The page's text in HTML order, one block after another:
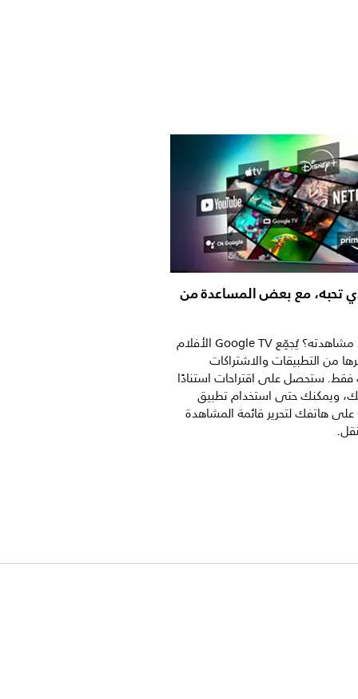
تحبه، مع بعض المساعدة من
ما الذي تريد مشاهدته؟ يُجمِّع Google TV الأفلام
من التطبيقات والاشتراكات
ستحصل على اقتراحات استنادًا
ويمكنك حتى استخدام تطبيق
Google TV على هاتفك لتحرير قائمة المشاهدة